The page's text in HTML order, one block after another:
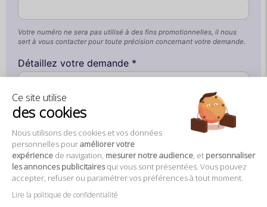
Ce site utilise
des cookies
Nous utilisons des cookies et vos données
personnelles pouraméliorer votre
expérience de navigation, mesurer notre audience , et personnaliser
les annonces publicitairesqui vous sont présentées. Vous pouvez
accepter, refuser ou paramétrer vos préférences à tout moment.
Lire la politique de confidentialité
Votre numéro ne sera pas utilisé à des fins promotionnelles, il nous
sert à vous contacter pour toute précision concernant votre demande.
Détaillez votre demande *
Envoyer